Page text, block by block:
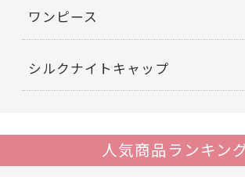
ワンピース
シルクナイトキャップ
人気商品ランキン